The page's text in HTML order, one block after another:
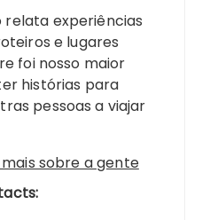
relata experiências
e lugares
foi nosso maior
histórias para
pessoas a viajar
sobre a gente